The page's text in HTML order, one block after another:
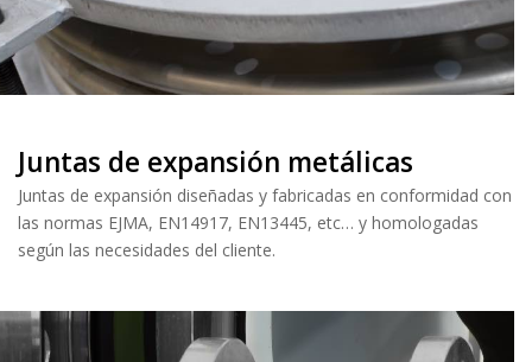
Juntas de expansión metálicas
Juntas de expansión diseñadas y fabricadas en conformidad con
las normas EJMA, EN14917, EN13445, etc… y homologadas
según las necesidades del cliente.